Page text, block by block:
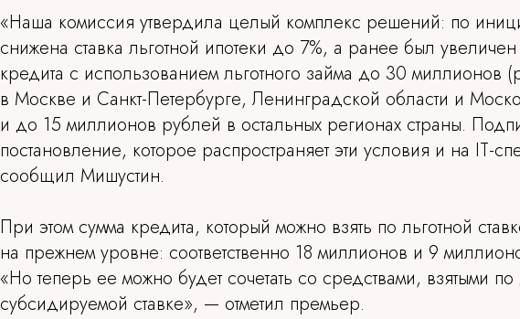
«Наша комиссия утвердила целый комплекс решений: по
снижена ставка льготной ипотеки до 7%, а ранее был
кредита с использованием льготного займа до 30 миллионов
в Москве и Санкт-Петербурге, Ленинградской области и
и до 15 миллионов рублей в остальных регионах страны.
постановление, которое распространяет эти условия и на IT-
сообщил Мишустин.
При этом сумма кредита, который можно взять по льготной
на прежнем уровне: соответственно 18 миллионов и 9
«Но теперь ее можно будет сочетать со средствами, взятыми
субсидируемой ставке», — отметил премьер.